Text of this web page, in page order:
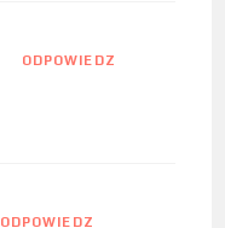
ODPOWIEDZ
ODPOWIEDZ